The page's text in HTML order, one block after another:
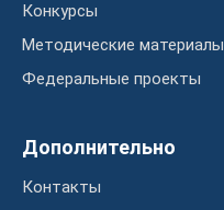
Конкурсы
Методические материалы
Федеральные проекты
Дополнительно
Контакты